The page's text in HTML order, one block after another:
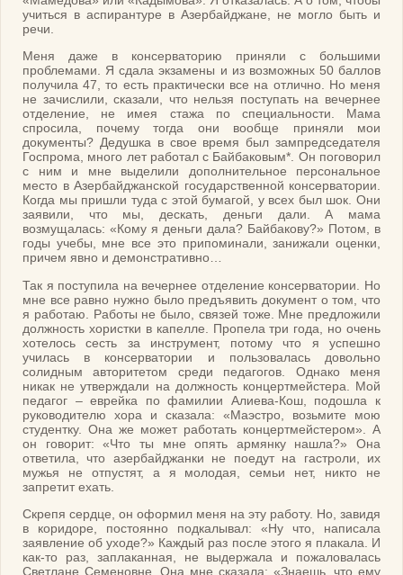
учиться в аспирантуре в Азербайджане, не могло быть и
речи.
Меня даже в консерваторию приняли с большими
проблемами. Я сдала экзамены и из возможных 50 баллов
получила 47, то есть практически все на отлично. Но меня
не зачислили, сказали, что нельзя поступать на вечернее
отделение, не имея стажа по специальности. Мама
спросила, почему тогда они вообще приняли мои
документы? Дедушка в свое время был зампредседателя
Госпрома, много лет работал с Байбаковым*. Он поговорил
с ним и мне выделили дополнительное персональное
место в Азербайджанской государственной консерватории.
Когда мы пришли туда с этой бумагой, у всех был шок. Они
заявили, что мы, дескать, деньги дали. А мама
возмущалась: «Кому я деньги дала? Байбакову?» Потом, в
годы учебы, мне все это припоминали, занижали оценки,
причем явно и демонстративно…
Так я поступила на вечернее отделение консерватории. Но
мне все равно нужно было предъявить документ о том, что
я работаю. Работы не было, связей тоже. Мне предложили
должность хористки в капелле. Пропела три года, но очень
хотелось сесть за инструмент, потому что я успешно
училась в консерватории и пользовалась довольно
солидным авторитетом среди педагогов. Однако меня
никак не утверждали на должность концертмейстера. Мой
педагог – еврейка по фамилии Алиева-Кош, подошла к
руководителю хора и сказала: «Маэстро, возьмите мою
студентку. Она же может работать концертмейстером». А
он говорит: «Что ты мне опять армянку нашла?» Она
ответила, что азербайджанки не поедут на гастроли, их
мужья не отпустят, а я молодая, семьи нет, никто не
запретит ехать.
Скрепя сердце, он оформил меня на эту работу. Но, завидя
в коридоре, постоянно подкалывал: «Ну что, написала
заявление об уходе?» Каждый раз после этого я плакала. И
как-то раз, заплаканная, не выдержала и пожаловалась
Светлане Семеновне. Она мне сказала: «Знаешь, что ему